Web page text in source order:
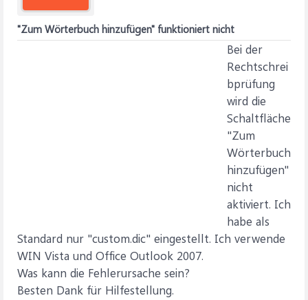
"Zum Wörterbuch hinzufügen" funktioniert nicht
Bei der
Rechtschrei
bprüfung
wird die
Schaltfläche
"Zum
Wörterbuch
hinzufügen"
nicht
aktiviert. Ich
habe als
Standard nur "custom.dic" eingestellt. Ich verwende
WIN Vista und Office Outlook 2007.
Was kann die Fehlerursache sein?
Besten Dank für Hilfestellung.